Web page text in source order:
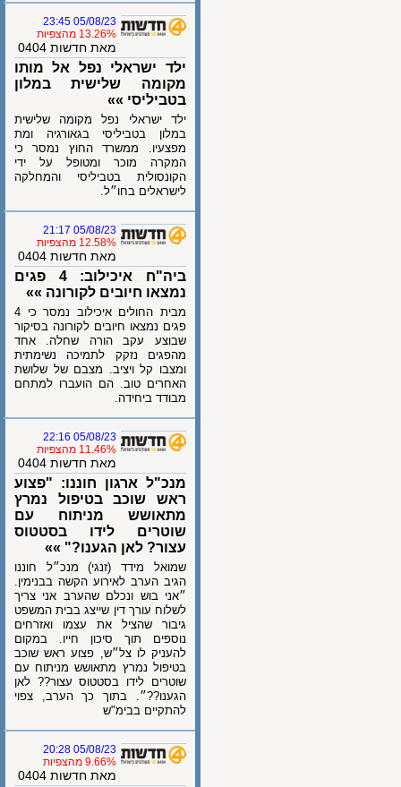
05/08/23 23:45
13.26% מהצפיות
מאת חדשות 0404
ילד ישראלי נפל אל מותו
מקומה שלישית במלון
בטביליסי »»
ילד ישראלי נפל מקומה שלישית
במלון בטביליסי בגאורגיה ומת
מפצעיו. ממשרד החוץ נמסר כי
המקרה מוכר ומטופל על ידי
הקונסולית בטביליסי והמחלקה
לישראלים בחו״ל.
05/08/23 21:17
12.58% מהצפיות
מאת חדשות 0404
ביה"ח איכילוב: 4 פגים
נמצאו חיובים לקורונה »»
מבית החולים איכילוב נמסר כי 4
פגים נמצאו חיובים לקורונה בסיקור
שבוצע עקב הורה שחלה. אחד
מהפגים נזקק לתמיכה נשימתית
ומצבו קל ויציב. מצבם של שלושת
האחרים טוב. הם הועברו למתחם
מבודד ביחידה.
05/08/23 22:16
11.46% מהצפיות
מאת חדשות 0404
מנכ"ל ארגון חוננו: "פצוע
ראש שוכב בטיפול נמרץ
מתאושש מניתוח עם
שוטרים לידו בסטטוס
עצור? לאן הגענו?" »»
שמואל מידד (זנגי) מנכ״ל חוננו
הגיב הערב לאירוע הקשה בבנימין.
״אני בוש ונכלם שהערב אני צריך
לשלוח עורך דין שייצג בבית המשפט
גיבור שהציל את עצמו ואזרחים
נוספים תוך סיכון חייו. במקום
להעניק לו צל״ש, פצוע ראש שוכב
בטיפול נמרץ מתאושש מניתוח עם
שוטרים לידו בסטטוס עצור?? לאן
הגענו??״. בתוך כך הערב, צפוי
להתקיים בבימ"ש
05/08/23 20:28
9.66% מהצפיות
מאת חדשות 0404